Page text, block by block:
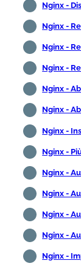
Nginx -
Nginx -
Nginx -
Nginx -
Nginx -
Nginx -
Nginx -
Nginx -
Nginx -
Nginx -
Nginx -
Nginx -
Nginx -